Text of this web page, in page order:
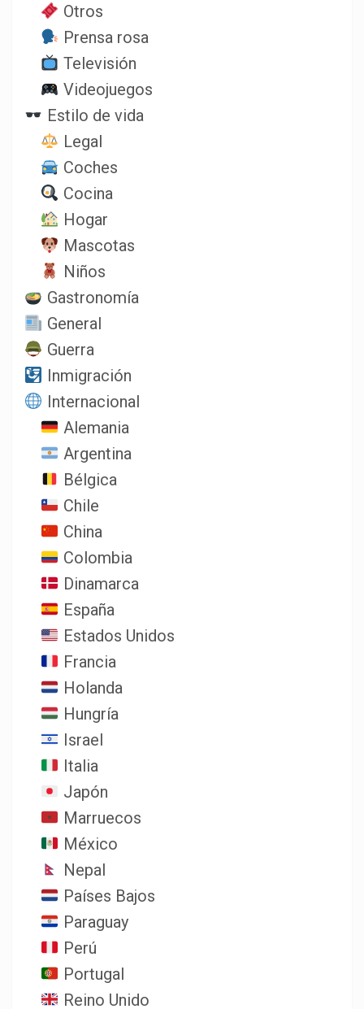
Otros
Prensa rosa
Televisión
Videojuegos
Estilo de vida
Legal
Coches
Cocina
Hogar
Mascotas
Niños
Gastronomía
General
Guerra
Inmigración
Internacional
Alemania
Argentina
Bélgica
Chile
China
Colombia
Dinamarca
España
Estados Unidos
Francia
Holanda
Hungría
Israel
Italia
Japón
Marruecos
México
Nepal
Países Bajos
Paraguay
Perú
Portugal
Reino Unido